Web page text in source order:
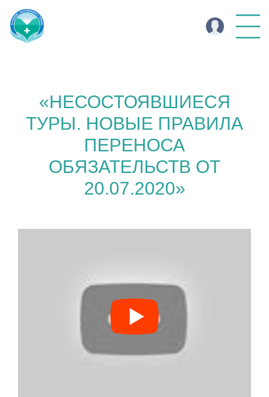
«НЕСОСТОЯВШИЕСЯ
ТУРЫ. НОВЫЕ ПРАВИЛА
ПЕРЕНОСА
ОБЯЗАТЕЛЬСТВ ОТ
20.07.2020»